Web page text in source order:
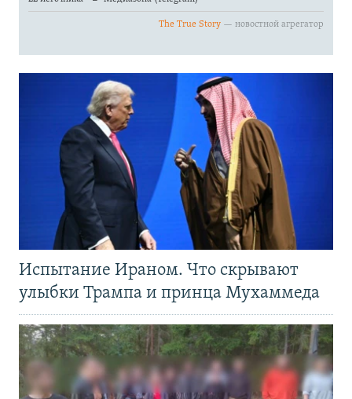
Испытание Ираном. Что скрывают
улыбки Трампа и принца Мухаммеда